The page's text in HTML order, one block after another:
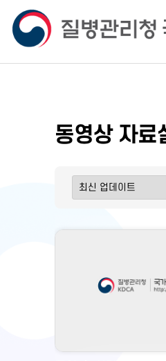
동영상 자료